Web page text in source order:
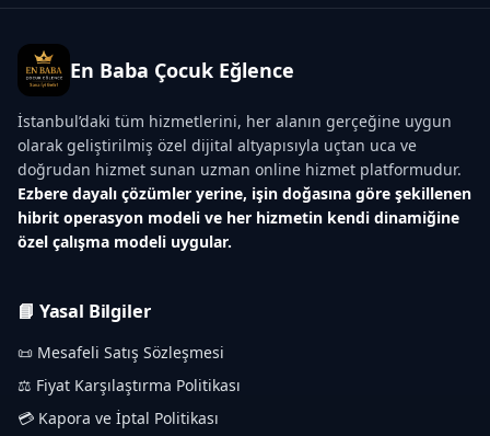
En Baba Çocuk Eğlence
İstanbul’daki tüm hizmetlerini, her alanın gerçeğine uygun
olarak geliştirilmiş özel dijital altyapısıyla uçtan uca ve
doğrudan hizmet sunan uzman online hizmet platformudur.
Ezbere dayalı çözümler yerine, işin doğasına göre şekillenen
hibrit operasyon modeli ve her hizmetin kendi dinamiğine
özel çalışma modeli uygular.
📘 Yasal Bilgiler
📜 Mesafeli Satış Sözleşmesi
⚖️ Fiyat Karşılaştırma Politikası
💳 Kapora ve İptal Politikası